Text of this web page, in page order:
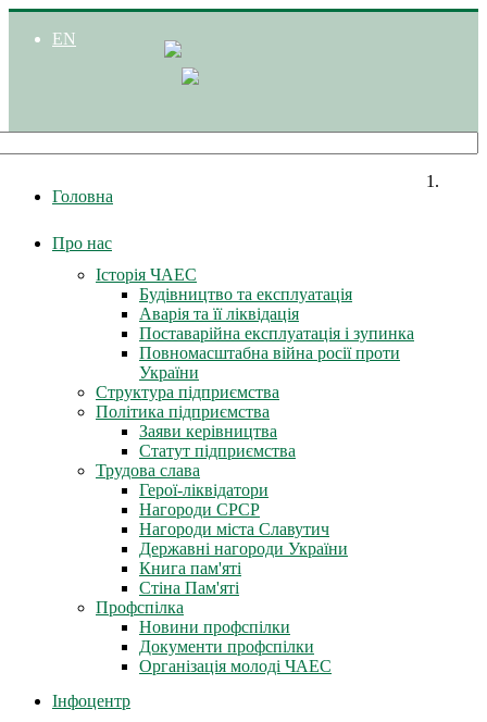
EN
Головна
Про нас
Історія ЧАЕС
Будівництво та експлуатація
Аварія та її ліквідація
Поставарійна експлуатація і зупинка
Повномасштабна війна росії проти
України
Структура підприємства
Політика підприємства
Заяви керівництва
Статут підприємства
Трудова слава
Герої-ліквідатори
Нагороди СРСР
Нагороди міста Славутич
Державні нагороди України
Книга пам'яті
Стіна Пам'яті
Профспілка
Новини профспілки
Документи профспілки
Організація молоді ЧАЕС
Інфоцентр